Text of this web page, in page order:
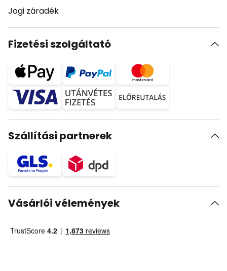
Jogi záradék
Fizetési szolgáltató
Szállítási partnerek
Vásárlói vélemények